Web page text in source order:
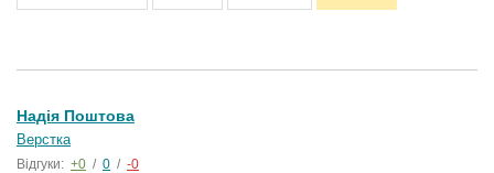
Надія Поштова
Верстка
Відгуки: +0 / 0 / -0